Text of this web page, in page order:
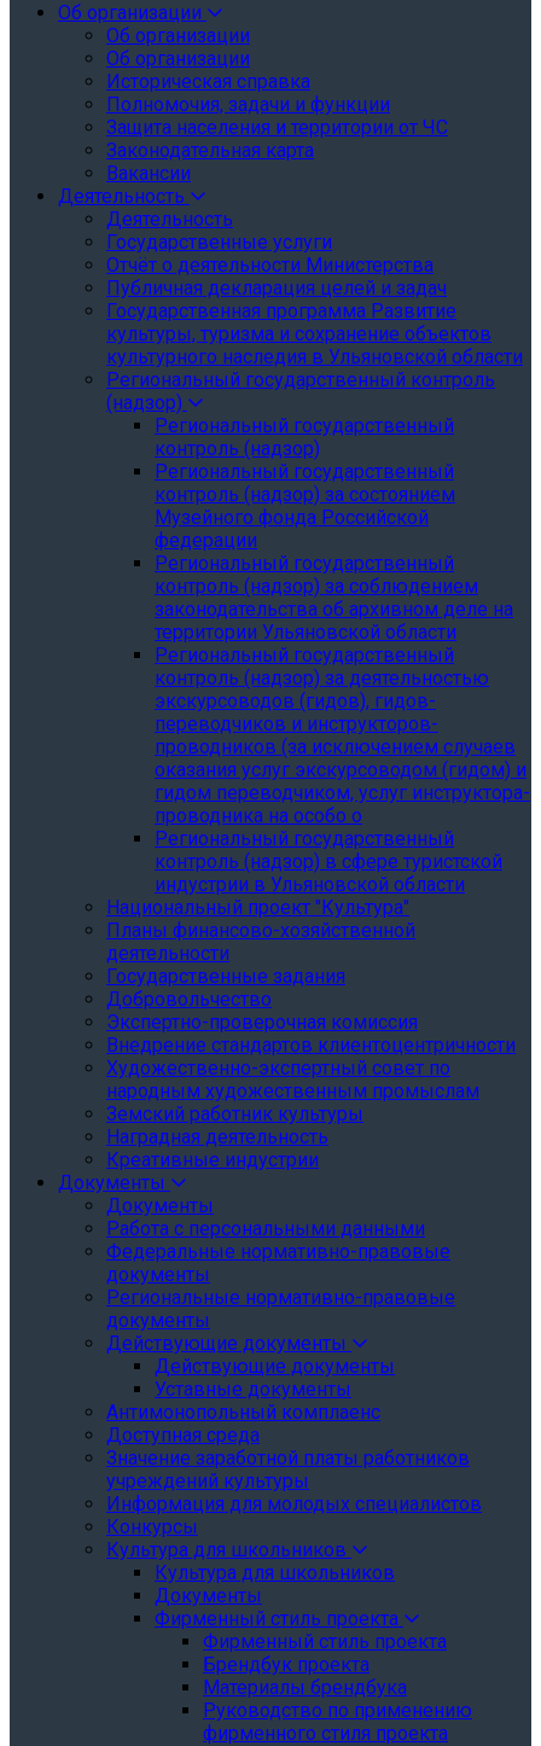
Об организации
Об организации
Об организации
Историческая справка
Полномочия, задачи и функции
Защита населения и территории от ЧС
Законодательная карта
Вакансии
Деятельность
Деятельность
Государственные услуги
Отчёт о деятельности Министерства
Публичная декларация целей и задач
Государственная программа Развитие
культуры, туризма и сохранение объектов
культурного наследия в Ульяновской области
Региональный государственный контроль
(надзор)
Региональный государственный
контроль (надзор)
Региональный государственный
контроль (надзор) за состоянием
Музейного фонда Российской
федерации
Региональный государственный
контроль (надзор) за соблюдением
законодательства об архивном деле на
территории Ульяновской области
Региональный государственный
контроль (надзор) за деятельностью
экскурсоводов (гидов), гидов-
переводчиков и инструкторов-
проводников (за исключением случаев
оказания услуг экскурсоводом (гидом) и
гидом переводчиком, услуг инструктора-
проводника на особо о
Региональный государственный
контроль (надзор) в сфере туристской
индустрии в Ульяновской области
Национальный проект "Культура"
Планы финансово-хозяйственной
деятельности
Государственные задания
Добровольчество
Экспертно-проверочная комиссия
Внедрение стандартов клиентоцентричности
Художественно-экспертный совет по
народным художественным промыслам
Земский работник культуры
Наградная деятельность
Креативные индустрии
Документы
Документы
Работа с персональными данными
Федеральные нормативно-правовые
документы
Региональные нормативно-правовые
документы
Действующие документы
Действующие документы
Уставные документы
Антимонопольный комплаенс
Доступная среда
Значение заработной платы работников
учреждений культуры
Информация для молодых специалистов
Конкурсы
Культура для школьников
Культура для школьников
Документы
Фирменный стиль проекта
Фирменный стиль проекта
Брендбук проекта
Материалы брендбука
Руководство по применению
фирменного стиля проекта